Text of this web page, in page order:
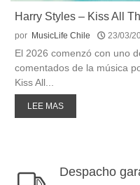
Harry Styles – Kiss All
por MusicLife Chile 23/03/
El 2026 comenzó con uno
comentados de la música
Kiss All...
LEE MAS
Despacho